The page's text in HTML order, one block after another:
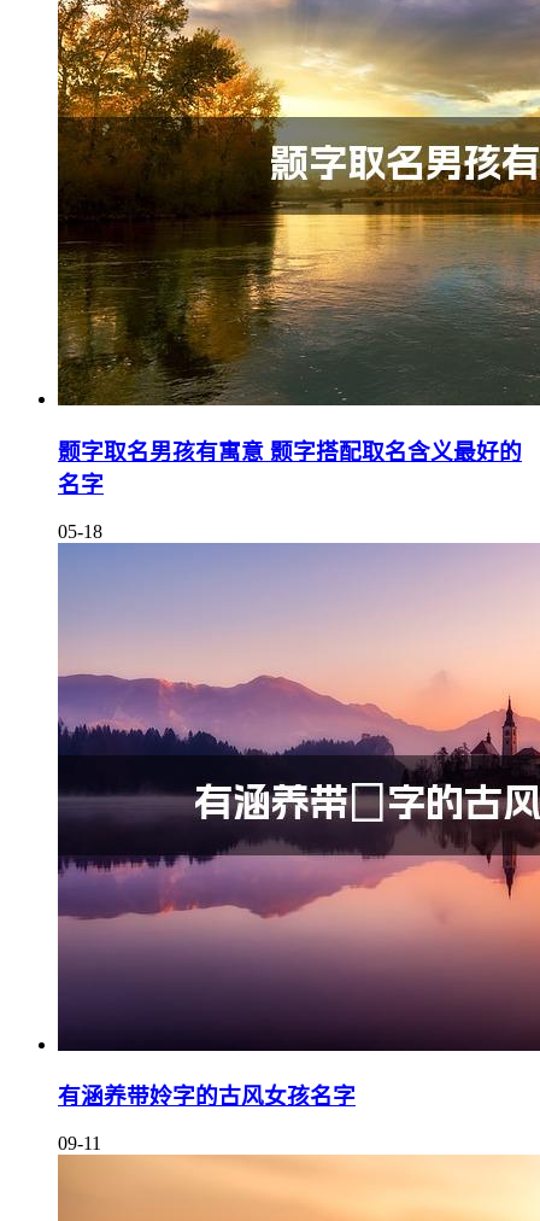
颢字取名男孩有寓意 颢字搭配取名含义最好的
名字
05-18
有涵养带姈字的古风女孩名字
09-11